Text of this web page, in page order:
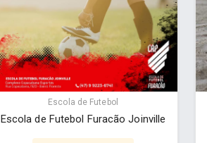
Escola de Futebol
Escola de Futebol Furacão Joinville